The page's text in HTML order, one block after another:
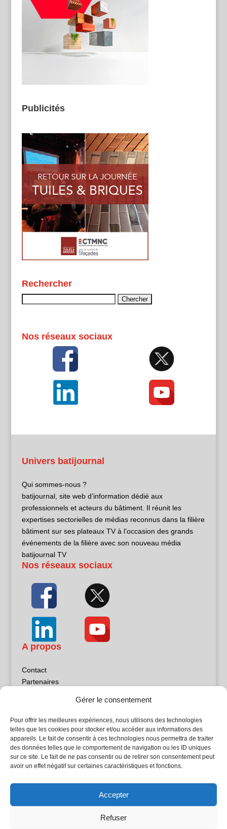
Gérer le consentement
Pour offrir les meilleures expériences, nous utilisons des technologies
telles que les cookies pour stocker et/ou accéder aux informations des
appareils. Le fait de consentir à ces technologies nous permettra de traiter
des données telles que le comportement de navigation ou les ID uniques
sur ce site. Le fait de ne pas consentir ou de retirer son consentement peut
avoir un effet négatif sur certaines caractéristiques et fonctions.
Accepter
Refuser
Publicités
Rechercher
Nos réseaux sociaux
Univers batijournal
Qui sommes-nous ?
batijournal, site web d’information dédié aux
professionnels et acteurs du bâtiment. Il réunit les
expertises sectorielles de médias reconnus dans la filière
bâtiment sur ses plateaux TV à l’occasion des grands
événements de la filière avec son nouveau média
batijournal TV
Nos réseaux sociaux
A propos
Contact
Partenaires
Politique de confidentialité
Sites partenaires
5Façades
Atrium Patrimoine
L'Atelier Bois